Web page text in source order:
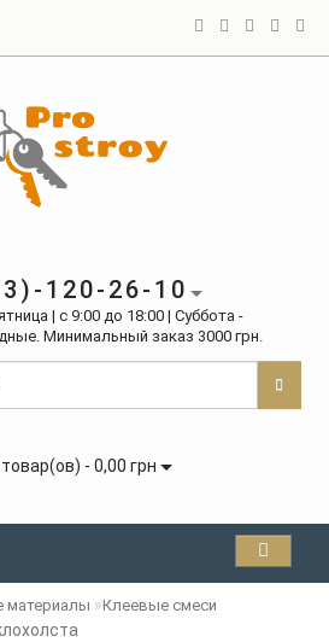
120-26-10
| с 9:00 до 18:00 | Суббота -
Минимальный заказ 3000 грн.
- 0,00 грн
материалы Клеевые смеси